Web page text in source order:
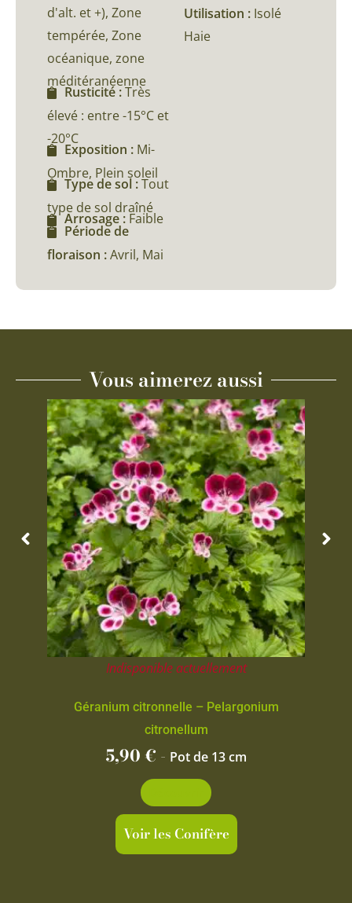
d'alt. et +), Zone
tempérée, Zone
océanique, zone
méditéranéenne
Rusticité :Très
élevé : entre -15°C et
-20°C
Exposition : Mi-
Ombre, Plein soleil
Type de sol :Tout
type de sol draîné
Arrosage : Faible
Période de
floraison :Avril, Mai
Utilisation : Isolé
Haie
Vous aimerez aussi
Indisponible actuellement
Géranium citronnelle – Pelargonium
citronellum
5,90€ - Pot de 13 cm
Voir les Conifère